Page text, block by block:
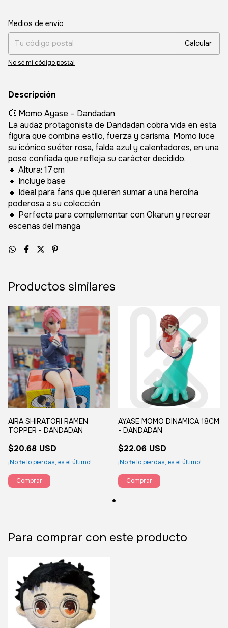
Entregas para el CP:
Medios de envío
Calcular
No sé mi código postal
Descripción
💥 Momo Ayase – Dandadan
La audaz protagonista de Dandadan cobra vida en esta
figura que combina estilo, fuerza y carisma. Momo luce
su icónico suéter rosa, falda azul y calentadores, en una
pose confiada que refleja su carácter decidido.
🔸 Altura: 17 cm
🔸 Incluye base
🔸 Ideal para fans que quieren sumar a una heroína
poderosa a su colección
🔸 Perfecta para complementar con Okarun y recrear
escenas del manga
Productos similares
AIRA SHIRATORI RAMEN
TOPPER - DANDADAN
$20.68 USD
¡No te lo pierdas, es el último!
AYASE MOMO DINAMICA 18CM
- DANDADAN
$22.06 USD
¡No te lo pierdas, es el último!
Para comprar con este producto